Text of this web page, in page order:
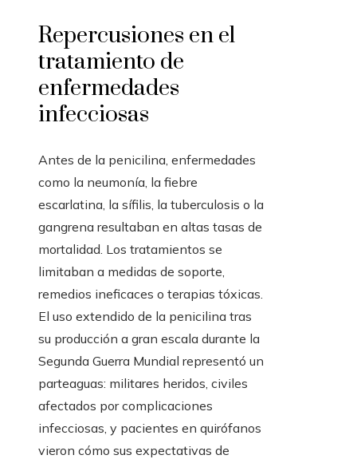
Repercusiones en el
tratamiento de
enfermedades
infecciosas
Antes de la penicilina, enfermedades
como la neumonía, la fiebre
escarlatina, la sífilis, la tuberculosis o la
gangrena resultaban en altas tasas de
mortalidad. Los tratamientos se
limitaban a medidas de soporte,
remedios ineficaces o terapias tóxicas.
El uso extendido de la penicilina tras
su producción a gran escala durante la
Segunda Guerra Mundial representó un
parteaguas: militares heridos, civiles
afectados por complicaciones
infecciosas, y pacientes en quirófanos
vieron cómo sus expectativas de